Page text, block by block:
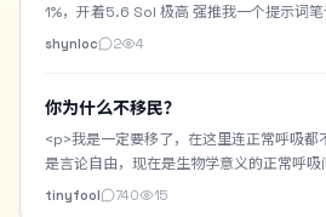
1%，开着5.6 Sol 极高 强推我一个提示词
用时3小时，居然还是跑完了。但是现在还
Chrome一键收藏插件。支持AI优化提示词
段作为提示词百科词汇。也自带生图功能
Cloudflare R2+Worker的图床。</p> <p>今天主要是做一个AI模特的
色定妆图。之后生图可以直接调用AI模特自动作
shynloc 2 4
你为什么不移民？
<p>我是一定要移了，在这里连正常呼吸都
是言论自由，现在是生物学意义的正常呼吸问题了
么不移民？</p>
tinyfool 740 15